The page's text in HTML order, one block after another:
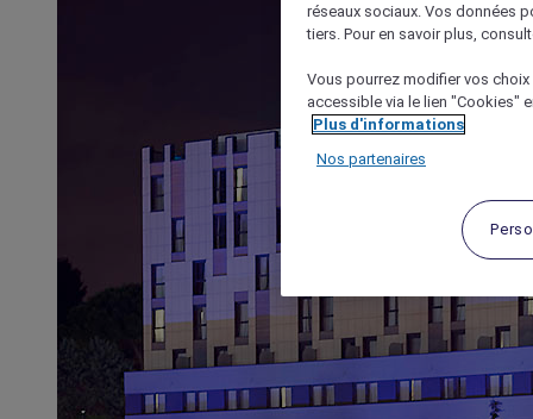
réseaux sociaux. Vos données
tiers. Pour en savoir plus,
Vous pourrez modifier vos
accessible via le lien "Cookies"
Plus d'informations
Nos partenaires